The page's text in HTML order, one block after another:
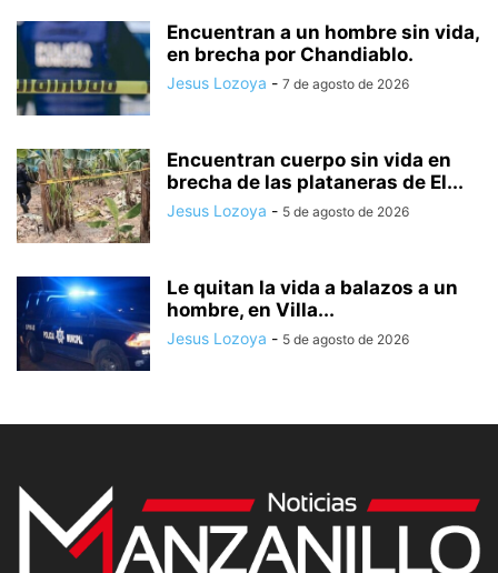
Encuentran a un hombre sin vida,
en brecha por Chandiablo.
Jesus Lozoya - 7 de agosto de 2026
Encuentran cuerpo sin vida en
brecha de las plataneras de El...
Jesus Lozoya - 5 de agosto de 2026
Le quitan la vida a balazos a un
hombre, en Villa...
Jesus Lozoya - 5 de agosto de 2026